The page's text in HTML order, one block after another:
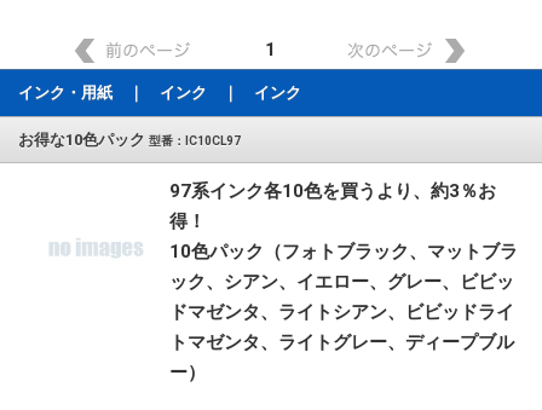
1
インク・用紙 ｜ インク ｜ インク
お得な10色パック 型番：IC10CL97
97系インク各10色を買うより、約3％お
得！
10色パック（フォトブラック、マットブラ
ック、シアン、イエロー、グレー、ビビッ
ドマゼンタ、ライトシアン、ビビッドライ
トマゼンタ、ライトグレー、ディープブル
ー）